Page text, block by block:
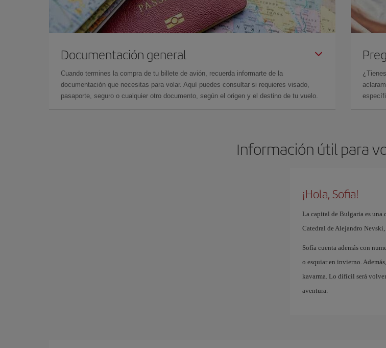
Documentación general
Cuando termines la compra de tu billete de avión, recuerda informarte de la
documentación que necesitas para volar. Aquí puedes consultar si requieres visado,
pasaporte, seguro o cualquier otro documento, según el origen y el destino de tu vuelo.
Información útil para
¡Hola, Sofia!
La capital de Bulgaria es una
Catedral de Alejandro
Sofía cuenta además con
o esquiar en invierno.
kavarma. Lo difícil será
aventura.